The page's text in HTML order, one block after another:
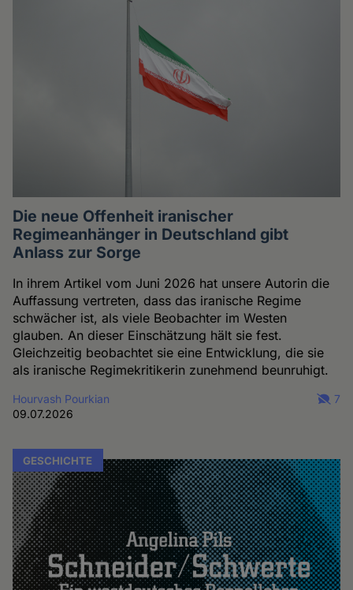
Die neue Offenheit iranischer
Regimeanhänger in Deutschland gibt
Anlass zur Sorge
In ihrem Artikel vom Juni 2026 hat unsere Autorin die
Auffassung vertreten, dass das iranische Regime
schwächer ist, als viele Beobachter im Westen
glauben. An dieser Einschätzung hält sie fest.
Gleichzeitig beobachtet sie eine Entwicklung, die sie
als iranische Regimekritikerin zunehmend beunruhigt.
Hourvash Pourkian
09.07.2026
7
GESCHICHTE